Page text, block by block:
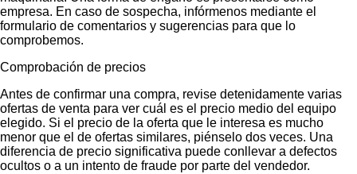
empresa. En caso de sospecha, infórmenos mediante el
formulario de comentarios y sugerencias para que lo
comprobemos.
Comprobación de precios
Antes de confirmar una compra, revise detenidamente varias
ofertas de venta para ver cuál es el precio medio del equipo
elegido. Si el precio de la oferta que le interesa es mucho
menor que el de ofertas similares, piénselo dos veces. Una
diferencia de precio significativa puede conllevar a defectos
ocultos o a un intento de fraude por parte del vendedor.